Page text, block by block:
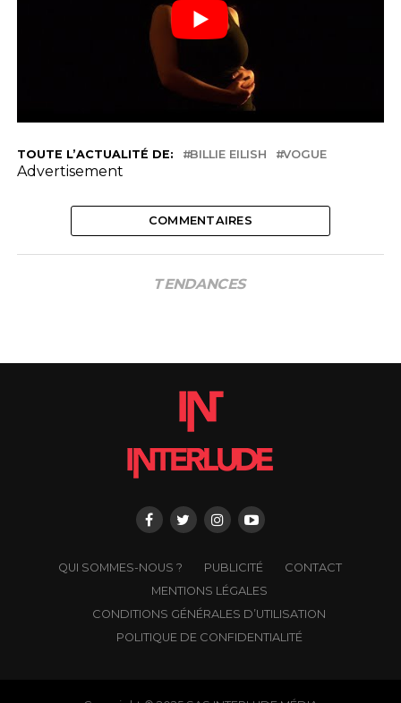
TOUTE L’ACTUALITÉ DE: BILLIE EILISH VOGUE
Advertisement
COMMENTAIRES
TENDANCES
QUI SOMMES-NOUS ? PUBLICITÉ
CONTACT
MENTIONS LÉGALES
CONDITIONS GÉNÉRALES D’UTILISATION
POLITIQUE DE CONFIDENTIALITÉ